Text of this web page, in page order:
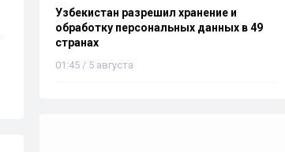
Узбекистан разрешил хранение и
обработку персональных данных в 49
странах
01:45 / 5 августа